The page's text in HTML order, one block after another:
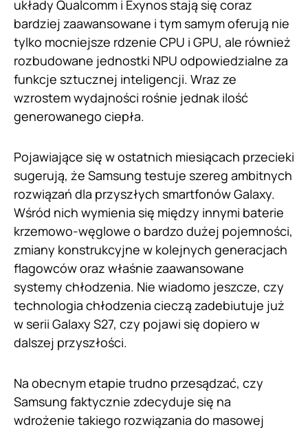
układy Qualcomm i Exynos stają się coraz
bardziej zaawansowane i tym samym oferują nie
tylko mocniejsze rdzenie CPU i GPU, ale również
rozbudowane jednostki NPU odpowiedzialne za
funkcje sztucznej inteligencji. Wraz ze
wzrostem wydajności rośnie jednak ilość
generowanego ciepła.
Pojawiające się w ostatnich miesiącach przecieki
sugerują, że Samsung testuje szereg ambitnych
rozwiązań dla przyszłych smartfonów Galaxy.
Wśród nich wymienia się między innymi baterie
krzemowo-węglowe o bardzo dużej pojemności,
zmiany konstrukcyjne w kolejnych generacjach
flagowców oraz właśnie zaawansowane
systemy chłodzenia. Nie wiadomo jeszcze, czy
technologia chłodzenia cieczą zadebiutuje już
w serii Galaxy S27, czy pojawi się dopiero w
dalszej przyszłości.
Na obecnym etapie trudno przesądzać, czy
Samsung faktycznie zdecyduje się na
wdrożenie takiego rozwiązania do masowej